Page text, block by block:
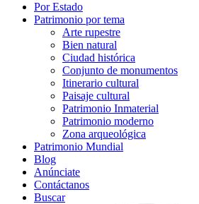
Por Estado
Patrimonio por tema
Arte rupestre
Bien natural
Ciudad histórica
Conjunto de monumentos
Itinerario cultural
Paisaje cultural
Patrimonio Inmaterial
Patrimonio moderno
Zona arqueológica
Patrimonio Mundial
Blog
Anúnciate
Contáctanos
Buscar